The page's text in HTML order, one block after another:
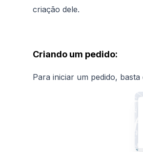
criação dele.
Criando um pedido:
Para iniciar um pedido,